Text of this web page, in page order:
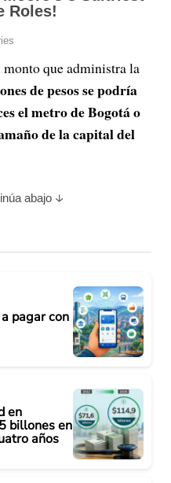
que administra la
de pesos se podría
el metro de Bogotá o
de la capital del
abajo
pagar con
en
billones en
años